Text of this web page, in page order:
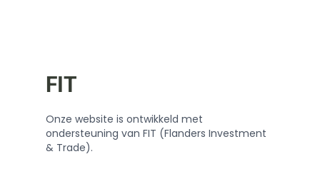
FIT
Onze website is ontwikkeld met
ondersteuning van FIT (Flanders Investment
& Trade).